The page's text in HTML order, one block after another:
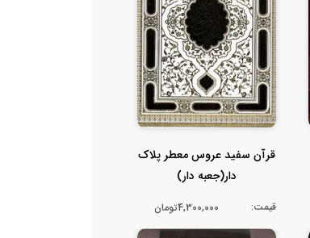
قرآن سفید عروس معطر پلاک
دار(جعبه دار)
قیمت: 4,300,000تومان